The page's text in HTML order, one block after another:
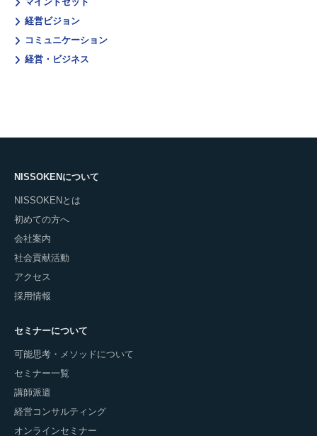
経営ビジョン
コミュニケーション
経営・ビジネス
NISSOKENについて
NISSOKENとは
初めての方へ
会社案内
社会貢献活動
アクセス
採用情報
セミナーについて
可能思考・メソッドについて
セミナー一覧
講師派遣
経営コンサルティング
オンラインセミナー